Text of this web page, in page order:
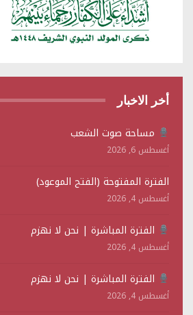
أخر الاخبار
مساحة صوت الشعب
أغسطس 6, 2026
الفترة المفتوحة (الفتح الموعود)
أغسطس 4, 2026
الفترة المباشرة | نحن لا نهزم
أغسطس 4, 2026
الفترة المباشرة | نحن لا نهزم
أغسطس 4, 2026